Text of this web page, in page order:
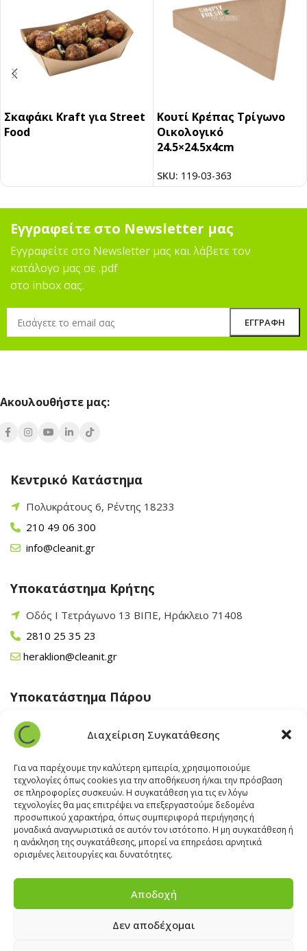
Διαχείριση Συγκατάθεσης
Για να παρέχουμε την καλύτερη εμπειρία, χρησιμοποιούμε
τεχνολογίες όπως cookies για την αποθήκευση ή/και την πρόσβαση
σε πληροφορίες συσκευών. Η συγκατάθεση για τις εν λόγω
τεχνολογίες θα μας επιτρέψει να επεξεργαστούμε δεδομένα
προσωπικού χαρακτήρα, όπως συμπεριφορά περιήγησης ή
μοναδικά αναγνωριστικά σε αυτόν τον ιστότοπο. Η μη συγκατάθεση ή
η ανάκληση της συγκατάθεσης, μπορεί να επηρεάσει αρνητικά
ορισμένες λειτουργίες και δυνατότητες.
Αποδοχή
Δεν αποδέχομαι
Σκαφάκι Kraft για Street
Food
Κουτί Κρέπας Τρίγωνο
Οικολογικό
24.5×24.5x4cm
SKU: 119-03-363
Εγγραφείτε στο Newsletter μας
Εγγραφείτε στο Newsletter μας και λάβετε τον
κατάλογο μας σε .pdf
στο inbox σας.
Ακουλουθήστε μας:
Κεντρικό Κατάστημα
Πολυκράτους 6, Ρέντης 18233
210 49 06 300
info@cleanit.gr
Υποκατάστημα Κρήτης
Οδός Ι Τετράγωνο 13 ΒΙΠΕ, Ηράκλειο 71408
2810 25 35 23
heraklion@cleanit.gr
Υποκατάστημα Πάρου
Άγιος Βλάσης Αρχίλοχος, Πάρος 84400
22840 43 163
paros@cleanit.gr
Υποκατάστημα Σαντορίνης
Έξω Γωνία, Σαντορίνη847 00
22860 22322